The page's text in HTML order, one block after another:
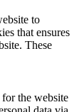
to
that ensures
These
the website